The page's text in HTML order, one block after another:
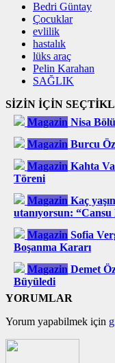
Bedri Güntay
Çocuklar
evlilik
hastalık
lüks araç
Pelin Karahan
SAĞLIK
SİZİN İÇİN
Magazin Nisa
Magazin Burcu
Magazin Kahta
Töreni
Magazin Kaç
utanıyorsun:
Magazin Sofia
Boşanma Kararı
Magazin Demet
Büyüledi
YORUMLAR
Yorum yapabilmek için